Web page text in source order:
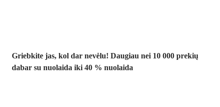
Griebkite jas, kol dar nevėlu! Daugiau nei 10 000 prekių
dabar su nuolaida iki 40 % nuolaida